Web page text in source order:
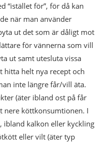
“istället för”, för då kan
när man använder
ut det som är dåligt mot
för vännerna som vill
ut samt utesluta vissa
hitta helt nya recept och
inte längre får/vill äta.
(äter ibland ost på får
nere köttkonsumtionen. I
ibland kalkon eller kyckling
eller vilt (äter typ